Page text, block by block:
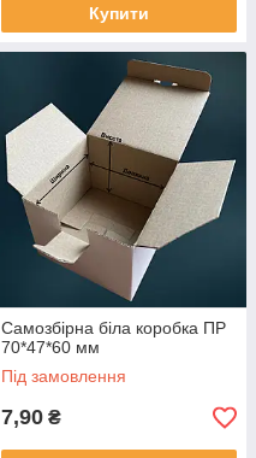
Купити
Самозбірна біла коробка ПР
70*47*60 мм
Під замовлення
7,90 ₴